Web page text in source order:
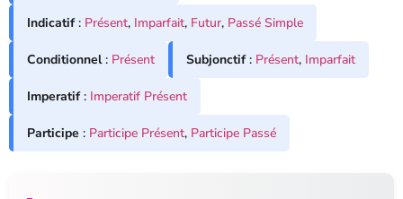
Indicatif: Présent, Imparfait, Futur, Passé Simple
Conditionnel: Présent Subjonctif: Présent, Imparfait
Imperatif: Imperatif Présent
Participe : Participe Présent, Participe Passé